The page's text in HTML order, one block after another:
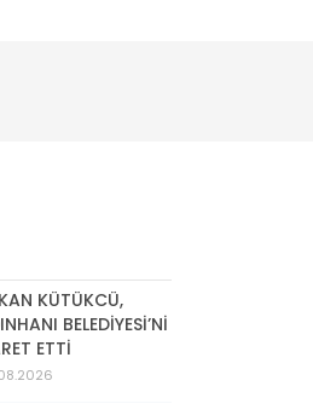
KÜTÜKCÜ,
BELEDİYESİ’Nİ
ETTİ